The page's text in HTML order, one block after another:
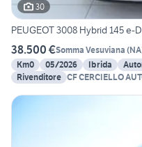
30
PEUGEOT 3008 Hybrid 145 e-
38.500 €Somma Vesuviana (NA
Km0
05/2026 Ibrida
Rivenditore CF CERCIELLO